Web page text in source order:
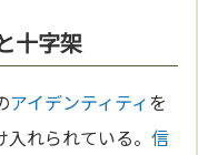
十字架
アイデンティティを
入れられている。信